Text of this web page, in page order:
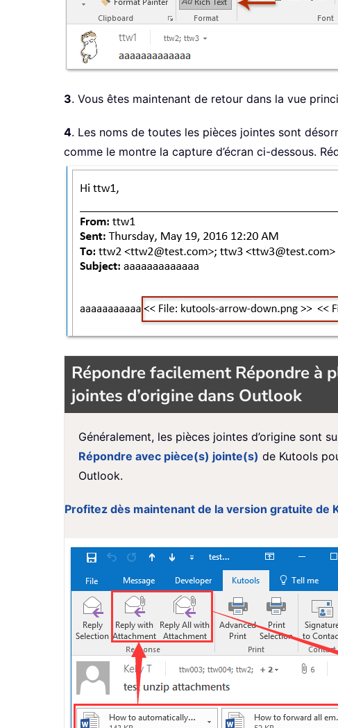
3. Vous êtes maintenant de retour dans la vue
4. Les noms de toutes les pièces jointes sont
comme le montre la capture d’écran ci-dessous.
Répondre facilement Répondre à
jointes d’origine dans Outlook
Généralement, les pièces jointes d’origine sont
Répondre avec pièce(s) jointe(s) de Kutools
Outlook.
Profitez dès maintenant de la version gratuite